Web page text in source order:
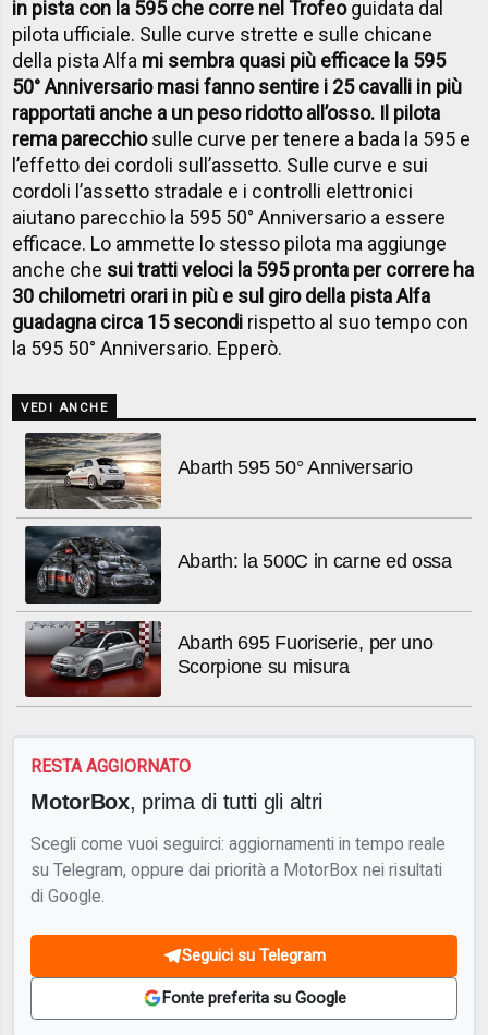
in pista con la 595 che corre nel Trofeoguidata dal
pilota ufficiale. Sulle curve strette e sulle chicane
della pista Alfa mi sembra quasi più efficace la 595
50° Anniversario masi fanno sentire i 25 cavalli in più
rapportati anche a un peso ridotto all’osso. Il pilota
rema parecchiosulle curve per tenere a bada la 595 e
l’effetto dei cordoli sull’assetto. Sulle curve e sui
cordoli l’assetto stradale e i controlli elettronici
aiutano parecchio la 595 50° Anniversario a essere
efficace. Lo ammette lo stesso pilota ma aggiunge
anche che sui tratti veloci la 595 pronta per correre ha
30 chilometri orari in più e sul giro della pista Alfa
guadagna circa 15 secondi rispetto al suo tempo con
la 595 50° Anniversario. Epperò.
VEDI ANCHE
Abarth 595 50° Anniversario
Abarth: la 500C in carne ed ossa
Abarth 695 Fuoriserie, per uno
Scorpione su misura
RESTA AGGIORNATO
MotorBox, prima di tutti gli altri
Scegli come vuoi seguirci: aggiornamenti in tempo reale
su Telegram, oppure dai priorità a MotorBox nei risultati
di Google.
Seguici su Telegram
Fonte preferita su Google